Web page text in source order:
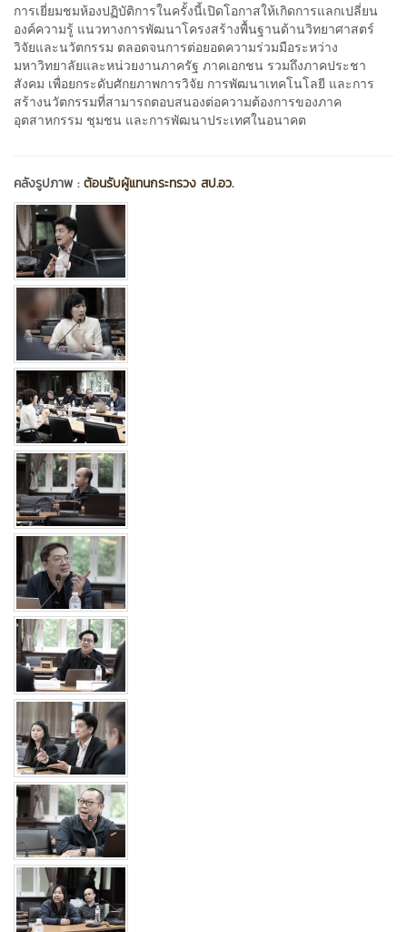
การเยี่ยมชมห้องปฏิบัติการในครั้งนี้เปิดโอกาสให้เกิดการแลกเปลี่ยน
องค์ความรู้ แนวทางการพัฒนาโครงสร้างพื้นฐานด้านวิทยาศาสตร์
วิจัยและนวัตกรรม ตลอดจนการต่อยอดความร่วมมือระหว่าง
มหาวิทยาลัยและหน่วยงานภาครัฐ ภาคเอกชน รวมถึงภาคประชา
สังคม เพื่อยกระดับศักยภาพการวิจัย การพัฒนาเทคโนโลยี และการ
สร้างนวัตกรรมที่สามารถตอบสนองต่อความต้องการของภาค
อุตสาหกรรม ชุมชน และการพัฒนาประเทศในอนาคต
คลังรูปภาพ :ต้อนรับผู้แทนกระทรวง สป.อว.